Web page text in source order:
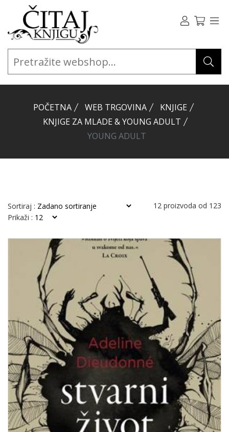
POČETNA WEB TRGOVINA
KNJIGE
KNJIGE ZA MLADE & YOUNG ADULT
YOUNG ADULT
Sortiraj : 12 proizvoda od 123
Prikaži :